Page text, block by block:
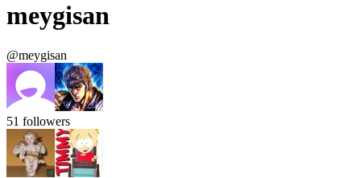
meygisan
@meygisan
51 followers